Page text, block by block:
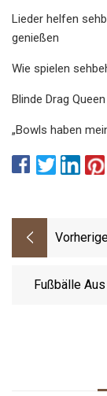
Lieder helfen
genießen
Wie spielen
Blinde Drag
„Bowls haben
Fußbälle